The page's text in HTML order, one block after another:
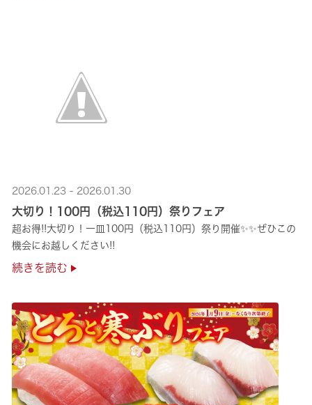
2026.01.23 - 2026.01.30
大切り！100円（税込110円）祭りフェア
超お得!!大切り！一皿100円（税込110円）祭り開催✨✨ぜひこの
機会にお越しください!!
続きを読む